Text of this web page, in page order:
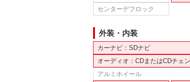
センターデフロック
外装・内装
カーナビ：SDナビ
オーディオ：CDまたはCDチェ
アルミホイール